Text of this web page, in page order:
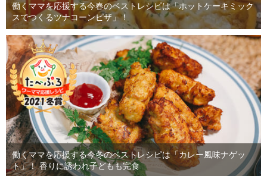
働くママを応援する今春のベストレシピは「ホットケーキミック
スでつくるツナコーンピザ」！
働くママを応援する今冬のベストレシピは「カレー風味ナゲッ
ト」！ 香りに誘われ子どもも完食